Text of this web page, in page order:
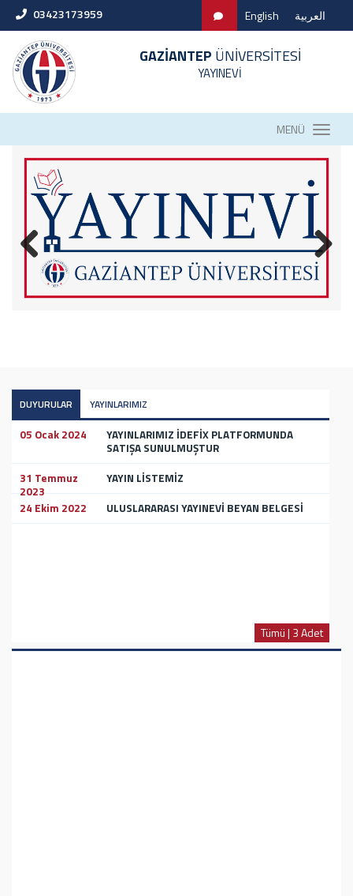
03423173959 English العربية
GAZİANTEP ÜNİVERSİTESİ
YAYINEVİ
MENÜ
DUYURULAR YAYINLARIMIZ
05 Ocak 2024
YAYINLARIMIZ İDEFİX PLATFORMUNDA
SATIŞA SUNULMUŞTUR
31 Temmuz
2023
YAYIN LİSTEMİZ
24 Ekim 2022
ULUSLARARASI YAYINEVİ BEYAN BELGESİ
Tümü | 3 Adet